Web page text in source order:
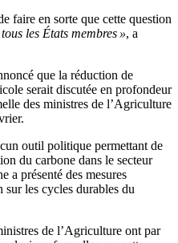
faire en sorte que cette question
les États membres », a
que la réduction de
serait discutée en profondeur
des ministres de l’Agriculture
outil politique permettant de
du carbone dans le secteur
a présenté des mesures
les cycles durables du
de l’Agriculture ont par